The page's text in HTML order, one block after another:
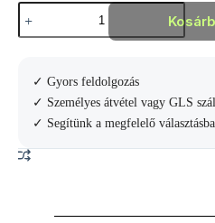
Wilson
Pro
Staff
Teniszütő
mennyiség
✓ Gyors feldolgozás
✓ Személyes átvétel vagy GLS
✓ Segítünk a megfelelő